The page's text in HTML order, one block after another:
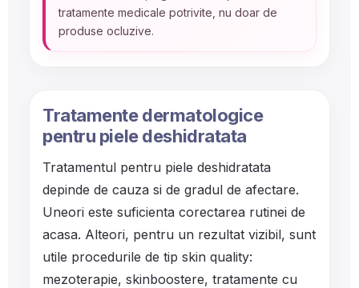
tratamente medicale potrivite, nu doar de
produse ocluzive.
Tratamente dermatologice
pentru piele deshidratata
Tratamentul pentru piele deshidratata
depinde de cauza si de gradul de afectare.
Uneori este suficienta corectarea rutinei de
acasa. Alteori, pentru un rezultat vizibil, sunt
utile procedurile de tip skin quality:
mezoterapie, skinboostere, tratamente cu